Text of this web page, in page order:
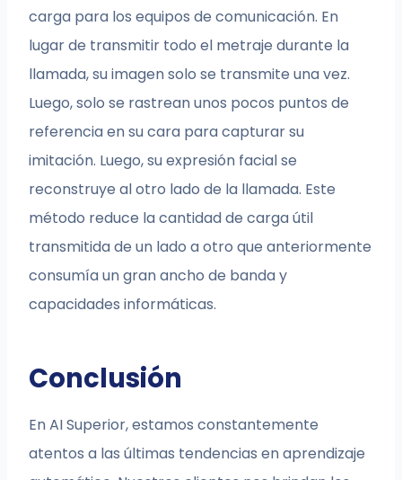
carga para los equipos de comunicación. En
lugar de transmitir todo el metraje durante la
llamada, su imagen solo se transmite una vez.
Luego, solo se rastrean unos pocos puntos de
referencia en su cara para capturar su
imitación. Luego, su expresión facial se
reconstruye al otro lado de la llamada. Este
método reduce la cantidad de carga útil
transmitida de un lado a otro que anteriormente
consumía un gran ancho de banda y
capacidades informáticas.
Conclusión
En AI Superior, estamos constantemente
atentos a las últimas tendencias en aprendizaje